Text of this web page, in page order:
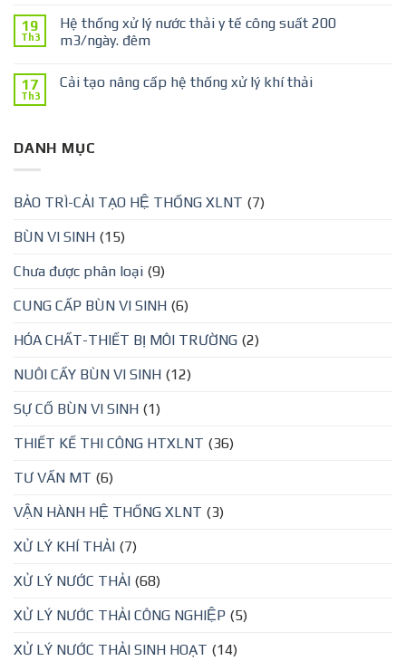
19
Th3
Hệ thống xử lý nước thải y tế công suất 200
m3/ngày. đêm
17
Th3
Cải tạo nâng cấp hệ thống xử lý khí thải
DANH MỤC
BẢO TRÌ-CẢI TẠO HỆ THỐNG XLNT (7)
BÙN VI SINH (15)
Chưa được phân loại (9)
CUNG CẤP BÙN VI SINH (6)
HÓA CHẤT-THIẾT BỊ MÔI TRƯỜNG (2)
NUÔI CẤY BÙN VI SINH (12)
SỰ CỐ BÙN VI SINH (1)
THIẾT KẾ THI CÔNG HTXLNT (36)
TƯ VẤN MT (6)
VẬN HÀNH HỆ THỐNG XLNT (3)
XỬ LÝ KHÍ THẢI (7)
XỬ LÝ NƯỚC THẢI (68)
XỬ LÝ NƯỚC THẢI CÔNG NGHIỆP (5)
XỬ LÝ NƯỚC THẢI SINH HOẠT (14)